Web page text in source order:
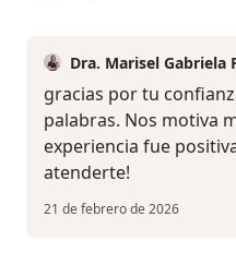
Dra. Marisel Gabriela
gracias por tu
palabras. Nos motiva
experiencia fue
atenderte!
21 de febrero de 2026